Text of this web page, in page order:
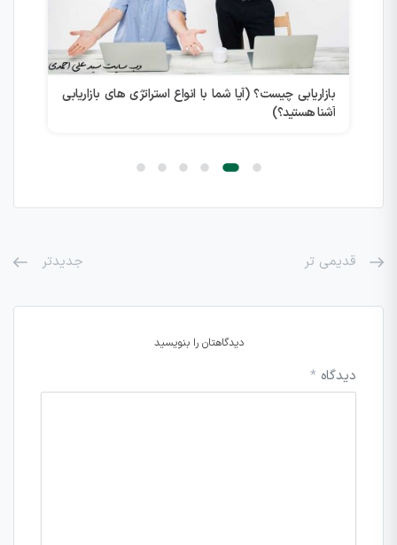
بازاریابی چیست؟ (آیا شما با انواع استراتژی های بازاریابی
آشنا هستید؟)
قدیمی تر جدیدتر
دیدگاهتان را بنویسید
دیدگاه *